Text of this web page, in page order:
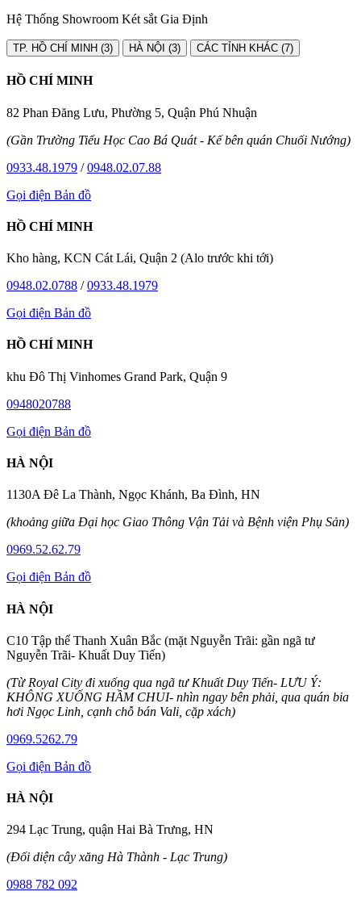
Hệ Thống Showroom Két sắt Gia Định
TP. HỒ CHÍ MINH (3) HÀ NỘI (3) CÁC TỈNH KHÁC (7)
HỒ CHÍ MINH
82 Phan Đăng Lưu, Phường 5, Quận Phú Nhuận
(Gần Trường Tiểu Học Cao Bá Quát - Kế bên quán Chuối Nướng)
0933.48.1979 /0948.02.07.88
Gọi điện Bản đồ
HỒ CHÍ MINH
Kho hàng, KCN Cát Lái, Quận 2 (Alo trước khi tới)
0948.02.0788 /0933.48.1979
Gọi điện Bản đồ
HỒ CHÍ MINH
khu Đô Thị Vinhomes Grand Park, Quận 9
0948020788
Gọi điện Bản đồ
HÀ NỘI
1130A Đê La Thành, Ngọc Khánh, Ba Đình, HN
(khoảng giữa Đại học Giao Thông Vận Tải và Bệnh viện Phụ Sản)
0969.52.62.79
Gọi điện Bản đồ
HÀ NỘI
C10 Tập thể Thanh Xuân Bắc (mặt Nguyễn Trãi: gần ngã tư
Nguyễn Trãi- Khuất Duy Tiến)
(Từ Royal City đi xuống qua ngã tư Khuất Duy Tiến- LƯU Ý:
KHÔNG XUỐNG HẦM CHUI- nhìn ngay bên phải, qua quán bia
hơi Ngọc Linh, cạnh chỗ bán Vali, cặp xách)
0969.5262.79
Gọi điện Bản đồ
HÀ NỘI
294 Lạc Trung, quận Hai Bà Trưng, HN
(Đối diện cây xăng Hà Thành - Lạc Trung)
0988 782 092